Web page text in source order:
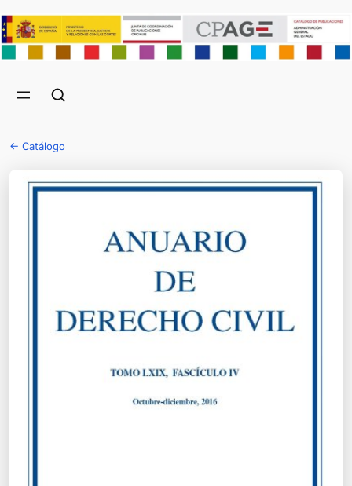
← Catálogo